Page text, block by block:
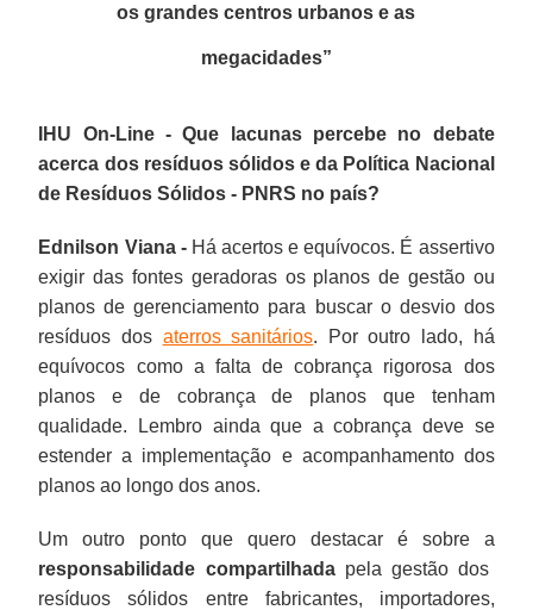
os grandes centros urbanos e as
megacidades”
IHU On-Line - Que lacunas percebe no debate
acerca dos resíduos sólidos e da Política Nacional
de Resíduos Sólidos - PNRS no país?
Ednilson Viana -Há acertos e equívocos. É assertivo
exigir das fontes geradoras os planos de gestão ou
planos de gerenciamento para buscar o desvio dos
resíduos dos aterros sanitários. Por outro lado, há
equívocos como a falta de cobrança rigorosa dos
planos e de cobrança de planos que tenham
qualidade. Lembro ainda que a cobrança deve se
estender a implementação e acompanhamento dos
planos ao longo dos anos.
Um outro ponto que quero destacar é sobre a
responsabilidade compartilhadapela gestão dos
resíduos sólidos entre fabricantes, importadores,